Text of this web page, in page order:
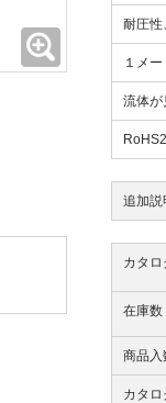
耐圧性
１メ
流体が
追加説
カタ
在庫数
商品入
カタロ